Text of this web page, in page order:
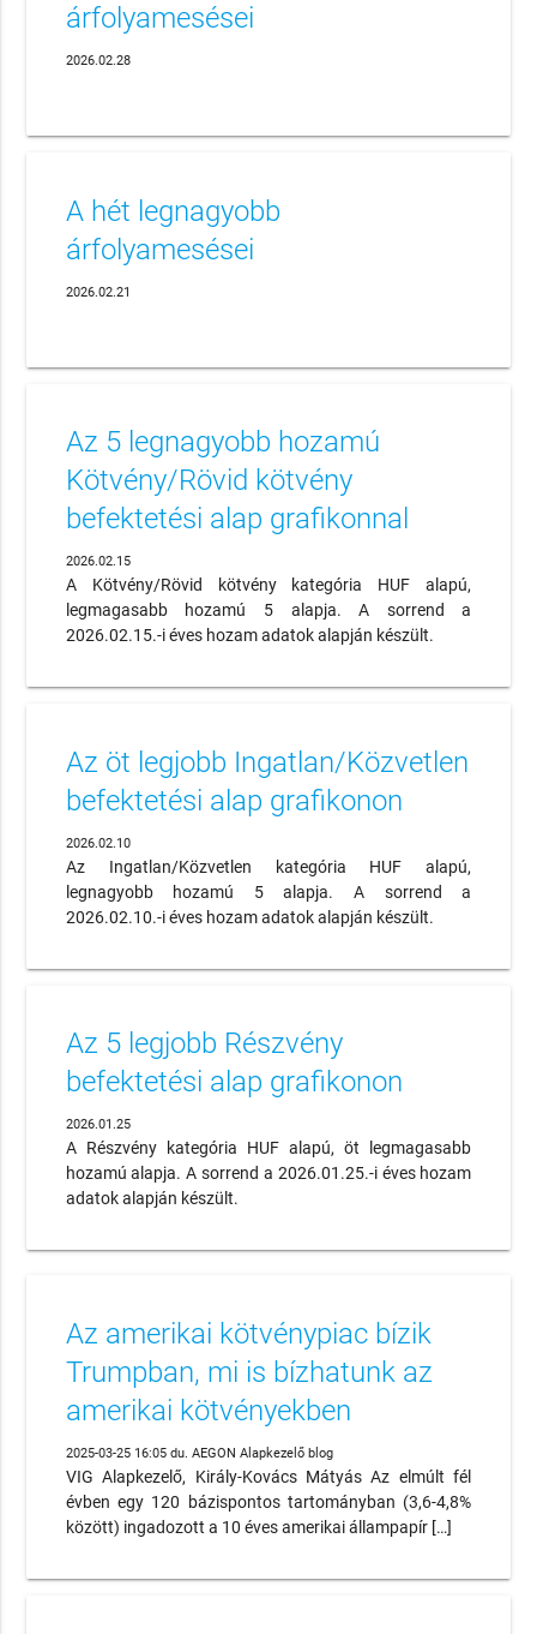
árfolyamesései
2026.02.28
A hét legnagyobb
árfolyamesései
2026.02.21
Az 5 legnagyobb hozamú
Kötvény/Rövid kötvény
befektetési alap grafikonnal
2026.02.15
A Kötvény/Rövid kötvény kategória HUF alapú,
legmagasabb hozamú 5 alapja. A sorrend a
2026.02.15.-i éves hozam adatok alapján készült.
Az öt legjobb Ingatlan/Közvetlen
befektetési alap grafikonon
2026.02.10
Az Ingatlan/Közvetlen kategória HUF alapú,
legnagyobb hozamú 5 alapja. A sorrend a
2026.02.10.-i éves hozam adatok alapján készült.
Az 5 legjobb Részvény
befektetési alap grafikonon
2026.01.25
A Részvény kategória HUF alapú, öt legmagasabb
hozamú alapja. A sorrend a 2026.01.25.-i éves hozam
adatok alapján készült.
Az amerikai kötvénypiac bízik
Trumpban, mi is bízhatunk az
amerikai kötvényekben
2025-03-25 16:05 du. AEGON Alapkezelő blog
VIG Alapkezelő, Király-Kovács Mátyás Az elmúlt fél
évben egy 120 bázispontos tartományban (3,6-4,8%
között) ingadozott a 10 éves amerikai állampapír […]